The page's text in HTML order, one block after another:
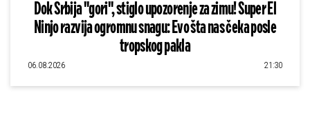
Dok Srbija "gori", stiglo upozorenje za zimu! Super El
Ninjo razvija ogromnu snagu: Evo šta nas čeka posle
tropskog pakla
06.08.2026 21:30